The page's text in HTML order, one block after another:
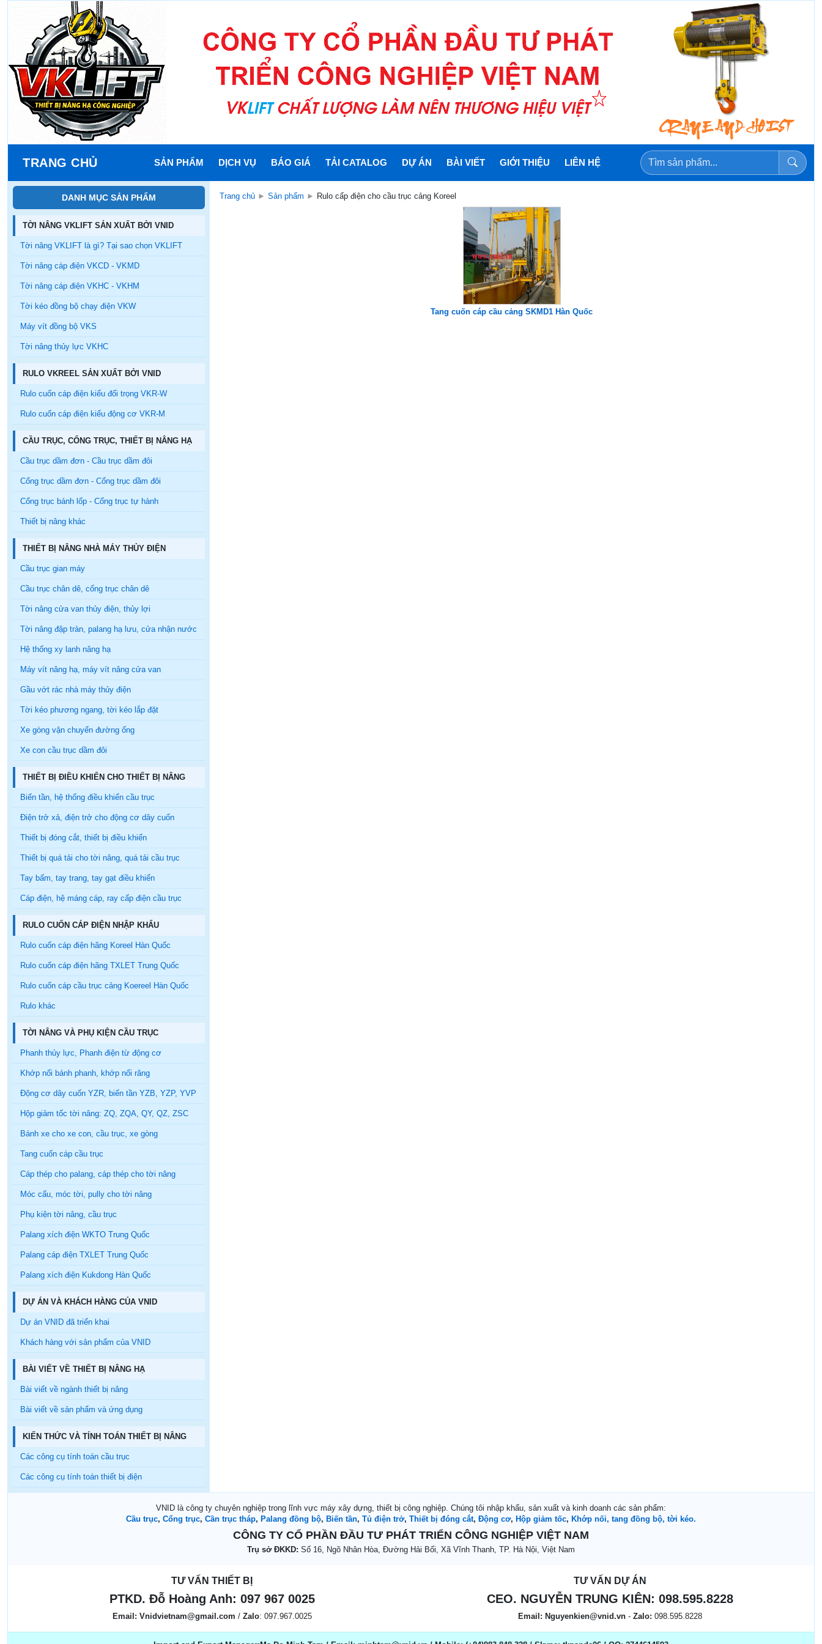
TRANG CHỦ SẢN PHẨM DỊCH VỤ BÁO GIÁ TẢI CATALOG DỰ ÁN BÀI VIẾT GIỚI THIỆU LIÊN HỆ
DANH MỤC SẢN PHẨM
TỜI NÂNG VKLIFT SẢN XUẤT BỞI VNID
Tời nâng VKLIFT là gì? Tại sao chọn VKLIFT
Tời nâng cáp điện VKCD - VKMD
Tời nâng cáp điện VKHC - VKHM
Tời kéo đồng bộ chạy điện VKW
Máy vít đồng bộ VKS
Tời nâng thủy lực VKHC
RULO VKREEL SẢN XUẤT BỞI VNID
Rulo cuốn cáp điện kiểu đối trọng VKR-W
Rulo cuốn cáp điện kiểu động cơ VKR-M
CẦU TRỤC, CỔNG TRỤC, THIẾT BỊ NÂNG HẠ
Cầu trục dầm đơn - Cầu trục dầm đôi
Cổng trục dầm đơn - Cổng trục dầm đôi
Cổng trục bánh lốp - Cổng trục tự hành
Thiết bị nâng khác
THIẾT BỊ NÂNG NHÀ MÁY THỦY ĐIỆN
Cầu trục gian máy
Cầu trục chân dê, cổng trục chân dê
Tời nâng cửa van thủy điện, thủy lợi
Tời nâng đập tràn, palang hạ lưu, cửa nhận nước
Hệ thống xy lanh nâng hạ
Máy vít nâng hạ, máy vít nâng cửa van
Gầu vớt rác nhà máy thủy điện
Tời kéo phương ngang, tời kéo lắp đặt
Xe gòng vận chuyển đường ống
Xe con cầu trục dầm đôi
THIẾT BỊ ĐIỀU KHIỂN CHO THIẾT BỊ NÂNG
Biến tần, hệ thống điều khiển cầu trục
Điện trở xả, điện trở cho động cơ dây cuốn
Thiết bị đóng cắt, thiết bị điều khiển
Thiết bị quá tải cho tời nâng, quá tải cầu trục
Tay bấm, tay trang, tay gạt điều khiển
Cáp điện, hệ máng cáp, ray cấp điện cầu trục
RULO CUỐN CÁP ĐIỆN NHẬP KHẨU
Rulo cuốn cáp điện hãng Koreel Hàn Quốc
Rulo cuốn cáp điện hãng TXLET Trung Quốc
Rulo cuốn cáp cầu trục cảng Koereel Hàn Quốc
Rulo khác
TỜI NÂNG VÀ PHỤ KIỆN CẦU TRỤC
Phanh thủy lực, Phanh điện từ động cơ
Khớp nối bánh phanh, khớp nối răng
Động cơ dây cuốn YZR, biến tần YZB, YZP, YVP
Hộp giảm tốc tời nâng: ZQ, ZQA, QY, QZ, ZSC
Bánh xe cho xe con, cầu trục, xe gòng
Tang cuốn cáp cầu trục
Cáp thép cho palang, cáp thép cho tời nâng
Móc cẩu, móc tời, pully cho tời nâng
Phụ kiện tời nâng, cầu trục
Palang xích điện WKTO Trung Quốc
Palang cáp điện TXLET Trung Quốc
Palang xích điện Kukdong Hàn Quốc
DỰ ÁN VÀ KHÁCH HÀNG CỦA VNID
Dự án VNID đã triển khai
Khách hàng với sản phẩm của VNID
BÀI VIẾT VỀ THIẾT BỊ NÂNG HẠ
Bài viết về ngành thiết bị nâng
Bài viết về sản phẩm và ứng dụng
KIẾN THỨC VÀ TÍNH TOÁN THIẾT BỊ NÂNG
Các công cụ tính toán cầu trục
Các công cụ tính toán thiết bị điện
Trang chủ ► Sản phẩm ► Rulo cấp điện cho cầu trục cảng Koreel
Tang cuốn cáp cầu cảng SKMD1 Hàn Quốc
VNID là công ty chuyên nghiệp trong lĩnh vực máy xây dựng, thiết bị công nghiệp. Chúng tôi nhập khẩu, sản xuất và kinh doanh các sản phẩm:
Cầu trục, Cổng trục, Cần trục tháp, Palang đồng bộ, Biến tần, Tủ điện trở, Thiết bị đóng cắt, Động cơ, Hộp giảm tốc, Khớp nối, tang đồng bộ, tời kéo.
CÔNG TY CỔ PHẦN ĐẦU TƯ PHÁT TRIỂN CÔNG NGHIỆP VIỆT NAM
Trụ sở ĐKKD: Số 16, Ngõ Nhân Hòa, Đường Hải Bối, Xã Vĩnh Thanh, TP. Hà Nội, Việt Nam
TƯ VẤN THIẾT BỊ
PTKD. Đỗ Hoàng Anh: 097 967 0025
Email: Vnidvietnam@gmail.com / Zalo: 097.967.0025
TƯ VẤN DỰ ÁN
CEO. NGUYỄN TRUNG KIÊN: 098.595.8228
Email: Nguyenkien@vnid.vn - Zalo: 098.595.8228